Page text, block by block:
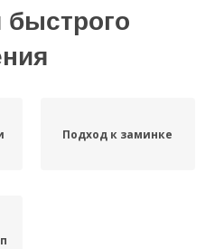
Подход к заминке